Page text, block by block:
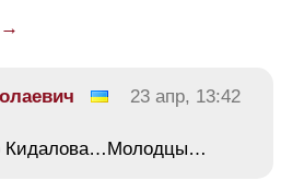
→
23 апр, 13:42
Кидалова…Молодцы…